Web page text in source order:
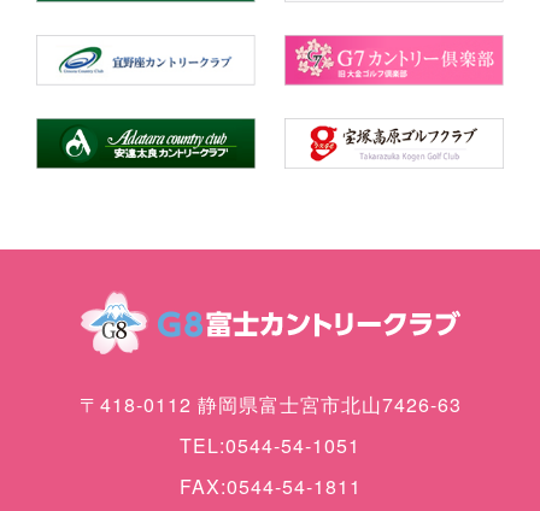
〒418-0112 静岡県富士宮市北山7426-63
TEL:0544-54-1051
FAX:0544-54-1811